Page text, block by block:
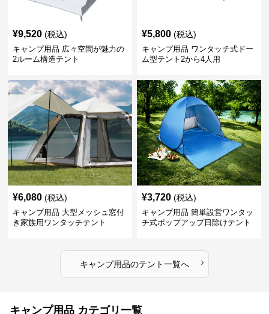
¥9,520 (税込)
キャンプ用品 広々空間が魅力の
2ルーム構造テント
¥5,800 (税込)
キャンプ用品 ワンタッチ式ドー
ム型テント2から4人用
¥6,080 (税込)
キャンプ用品 大型メッシュ窓付
き家族用ワンタッチテント
¥3,720 (税込)
キャンプ用品 簡単設営ワンタッ
チ式ポップアップ日除けテント
キャンプ用品のテント一覧へ ›
キャンプ用品 カテゴリ一覧